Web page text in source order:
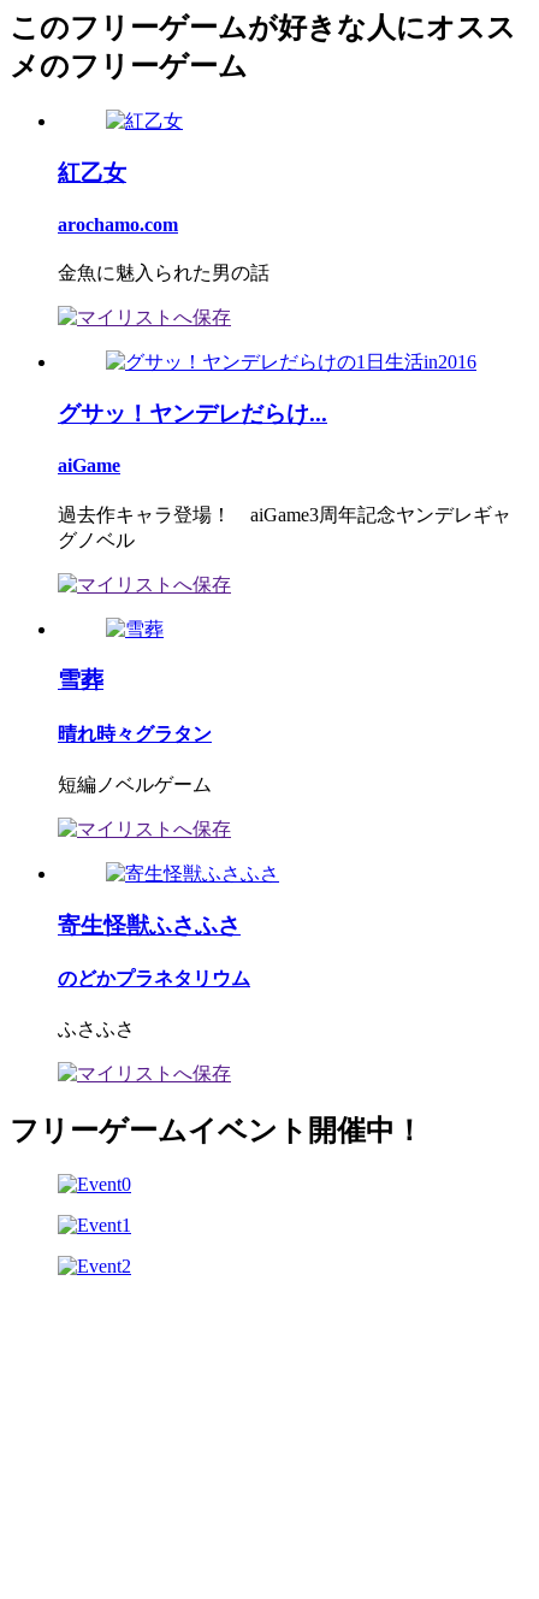
このフリーゲームが好きな人にオスス
メのフリーゲーム
紅乙女
arochamo.com
金魚に魅入られた男の話
グサッ！ヤンデレだらけ...
aiGame
過去作キャラ登場！ aiGame3周年記念ヤンデレギャ
グノベル
雪葬
晴れ時々グラタン
短編ノベルゲーム
寄生怪獣ふさふさ
のどかプラネタリウム
ふさふさ
フリーゲームイベント開催中！